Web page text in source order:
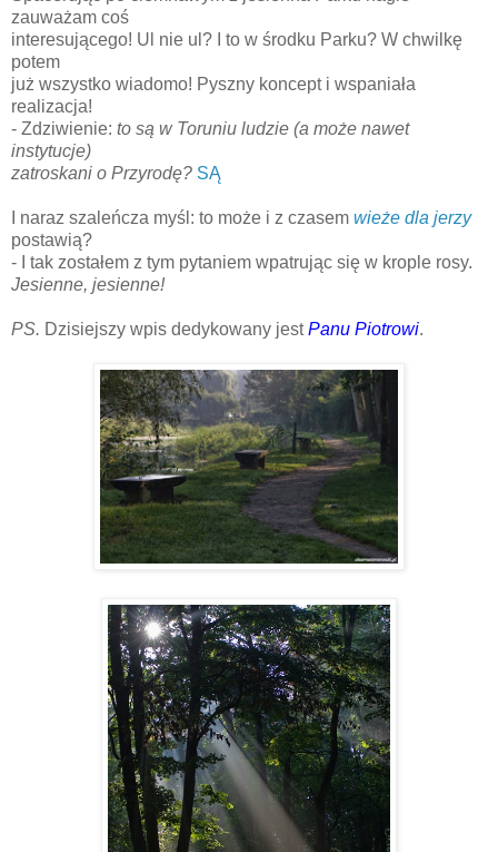
zauważam coś
interesującego! Ul nie ul? I to w środku Parku? W chwilkę
potem
już wszystko wiadomo! Pyszny koncept i wspaniała
realizacja!
- Zdziwienie: to są w Toruniu ludzie (a może nawet
instytucje)
zatroskani o Przyrodę? SĄ
I naraz szaleńcza myśl: to może i z czasem wieże dla jerzy
postawią?
- I tak zostałem z tym pytaniem wpatrując się w krople rosy.
Jesienne, jesienne!
PS. Dzisiejszy wpis dedykowany jestPanu Piotrowi.